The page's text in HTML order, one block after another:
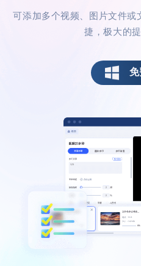
可添加多个视频、图片文件或
捷，极大的
免
去除水印不留痕
我的视频质量，这点
界面干净，操作
平时整理图片和视频